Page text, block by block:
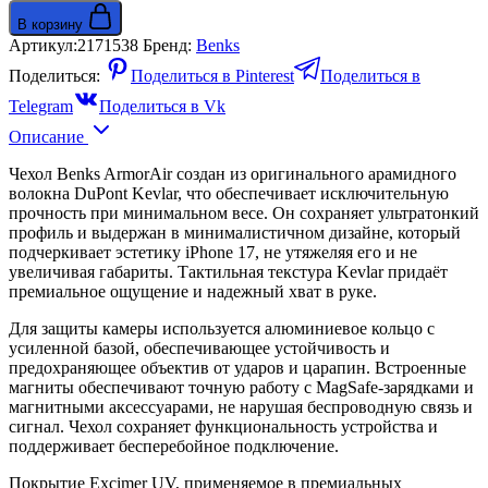
В корзину
Артикул:2171538 Бренд: Benks
Поделиться:
Поделиться в Pinterest
Поделиться в
Telegram
Поделиться в Vk
Описание
Чехол Benks ArmorAir создан из оригинального арамидного
волокна DuPont Kevlar, что обеспечивает исключительную
прочность при минимальном весе. Он сохраняет ультратонкий
профиль и выдержан в минималистичном дизайне, который
подчеркивает эстетику iPhone 17, не утяжеляя его и не
увеличивая габариты. Тактильная текстура Kevlar придаёт
премиальное ощущение и надежный хват в руке.
Для защиты камеры используется алюминиевое кольцо с
усиленной базой, обеспечивающее устойчивость и
предохраняющее объектив от ударов и царапин. Встроенные
магниты обеспечивают точную работу с MagSafe-зарядками и
магнитными аксессуарами, не нарушая беспроводную связь и
сигнал. Чехол сохраняет функциональность устройства и
поддерживает бесперебойное подключение.
Покрытие Excimer UV, применяемое в премиальных